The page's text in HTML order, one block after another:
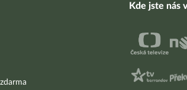
Kde jste nás